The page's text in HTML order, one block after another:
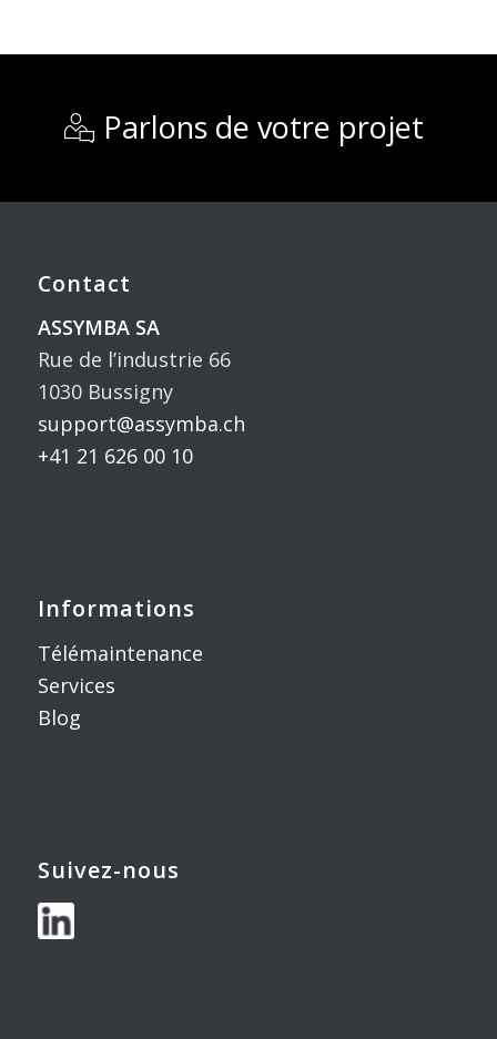
Parlons de votre projet
Contact
ASSYMBA SA
Rue de l’industrie 66
1030 Bussigny
support@assymba.ch
+41 21 626 00 10
Informations
Télémaintenance
Services
Blog
Suivez-nous